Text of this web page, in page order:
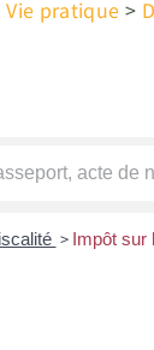
Vie pratique >
> Impôt sur